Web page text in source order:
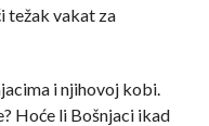
težak vakat za
i njihovoj kobi.
Hoće li Bošnjaci ikad